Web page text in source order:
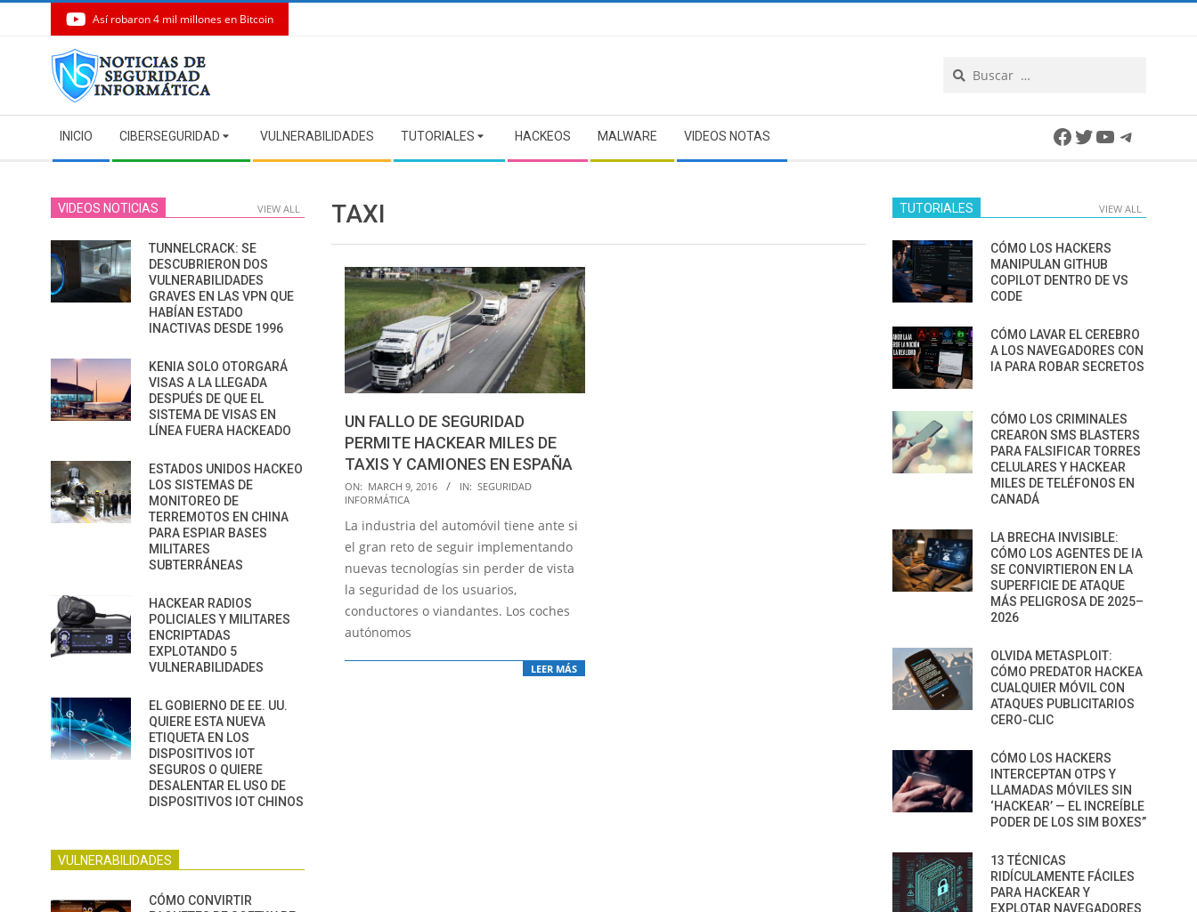
Así robaron 4 mil millones en Bitcoin
Navigation
Menu
INICIO CIBERSEGURIDAD VULNERABILIDADES TUTORIALES HACKEOS MALWARE VIDEOS NOTAS Facebook
Twitter
YouTube
TAXI
UN FALLO DE SEGURIDAD
PERMITE HACKEAR MILES DE
TAXIS Y CAMIONES EN ESPAÑA
2016-
03-
09
ON: MARCH 9, 2016 IN: SEGURIDAD
INFORMÁTICA
La industria del automóvil tiene ante si
el gran reto de seguir implementando
nuevas tecnologías sin perder de vista
la seguridad de los usuarios,
conductores o viandantes. Los coches
autónomos
LEER MÁS
VIDEOS NOTICIAS VIEW ALL
TUNNELCRACK: SE
DESCUBRIERON DOS
VULNERABILIDADES
GRAVES EN LAS VPN QUE
HABÍAN ESTADO
INACTIVAS DESDE 1996
KENIA SOLO OTORGARÁ
VISAS A LA LLEGADA
DESPUÉS DE QUE EL
SISTEMA DE VISAS EN
LÍNEA FUERA HACKEADO
ESTADOS UNIDOS HACKEO
LOS SISTEMAS DE
MONITOREO DE
TERREMOTOS EN CHINA
PARA ESPIAR BASES
MILITARES
SUBTERRÁNEAS
HACKEAR RADIOS
POLICIALES Y MILITARES
ENCRIPTADAS
EXPLOTANDO 5
VULNERABILIDADES
EL GOBIERNO DE EE. UU.
QUIERE ESTA NUEVA
ETIQUETA EN LOS
DISPOSITIVOS IOT
SEGUROS O QUIERE
DESALENTAR EL USO DE
DISPOSITIVOS IOT CHINOS
VULNERABILIDADES
CÓMO CONVIRTIR
TUTORIALES VIEW ALL
CÓMO LOS HACKERS
MANIPULAN GITHUB
COPILOT DENTRO DE VS
CODE
CÓMO LAVAR EL CEREBRO
A LOS NAVEGADORES CON
IA PARA ROBAR SECRETOS
CÓMO LOS CRIMINALES
CREARON SMS BLASTERS
PARA FALSIFICAR TORRES
CELULARES Y HACKEAR
MILES DE TELÉFONOS EN
CANADÁ
LA BRECHA INVISIBLE:
CÓMO LOS AGENTES DE IA
SE CONVIRTIERON EN LA
SUPERFICIE DE ATAQUE
MÁS PELIGROSA DE 2025–
2026
OLVIDA METASPLOIT:
CÓMO PREDATOR HACKEA
CUALQUIER MÓVIL CON
ATAQUES PUBLICITARIOS
CERO-CLIC
CÓMO LOS HACKERS
INTERCEPTAN OTPS Y
LLAMADAS MÓVILES SIN
‘HACKEAR’ — EL INCREÍBLE
PODER DE LOS SIM BOXES”
13 TÉCNICAS
RIDÍCULAMENTE FÁCILES
PARA HACKEAR Y
EXPLOTAR NAVEGADORES